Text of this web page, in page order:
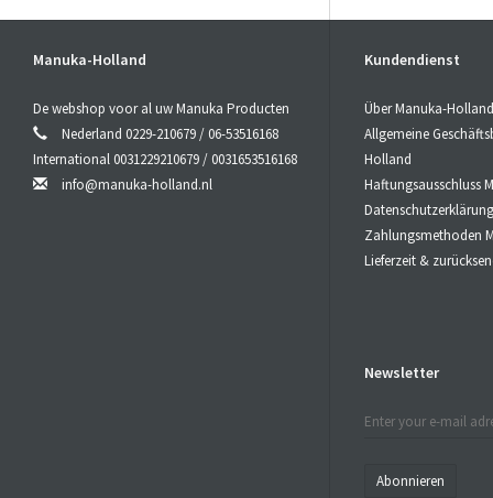
Manuka-Holland
De webshop voor al uw Manuka Producten
Nederland 0229-210679 / 06-53516168
International 0031229210679 / 0031653516168
info@manuka-holland.nl
Kundendienst
Über Manuka-Holland
Allgemeine
Holland
Haftungsausschluss
Zahlungsmethoden
Lieferzeit &
Newsletter
Abonnieren